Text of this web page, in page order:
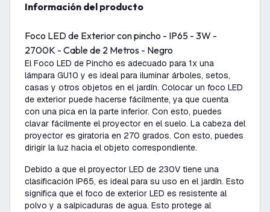
información del producto
Foco LED de Exterior con pincho - IP65 - 3W -
2700K - Cable de 2 Metros - Negro
El Foco LED de Pincho es adecuado para 1x una
lámpara GU10 y es ideal para iluminar árboles, setos,
casas y otros objetos en el jardín. Colocar un foco LED
de exterior puede hacerse fácilmente, ya que cuenta
con una pica en la parte inferior. Con esto, puedes
clavar fácilmente el proyector en el suelo. La cabeza del
proyector es giratoria en 270 grados. Con esto, puedes
dirigir la luz hacia el objeto correspondiente.
Debido a que el proyector LED de 230V tiene una
clasificación IP65, es ideal para su uso en el jardín. Esto
significa que el foco de exterior LED es resistente al
polvo y a salpicaduras de agua. Esto protege al